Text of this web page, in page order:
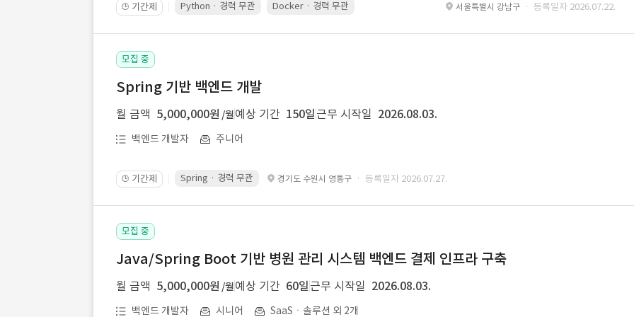
🕒 기간제 Python · 경력 무관 Docker · 경력 무관 Kubernetes · 경력 무관 Git · 경력 무관 restful api · 경력 무
서울특별시 강남구 · 등록일자 2026.07.22.
모집 중
Spring 기반 백엔드 개발
월 금액 5,000,000원 /월예상 기간 150일 근무 시작일 2026.08.03.
백엔드 개발자 주니어
🕒 기간제 Spring · 경력 무관 경기도 수원시 영통구 · 등록일자 2026.07.27.
모집 중
Java/Spring Boot 기반 병원 관리 시스템 백엔드 결제 인프라 구축
월 금액 5,000,000원 /월예상 기간 60일 근무 시작일 2026.08.03.
백엔드 개발자 시니어 SaaSㆍ솔루션 외 2개